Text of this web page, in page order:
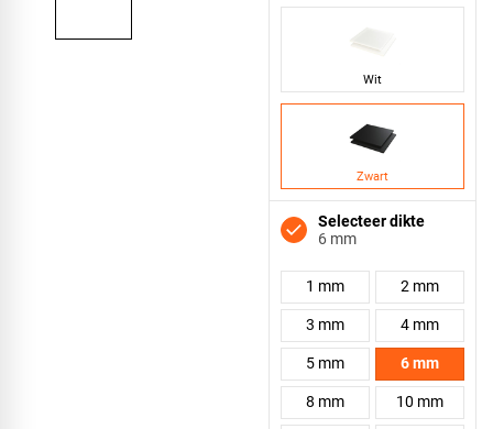
Wit
Zwart
Selecteer dikte
6 mm
1 mm 2 mm
3 mm 4 mm
5 mm 6 mm
8 mm 10 mm